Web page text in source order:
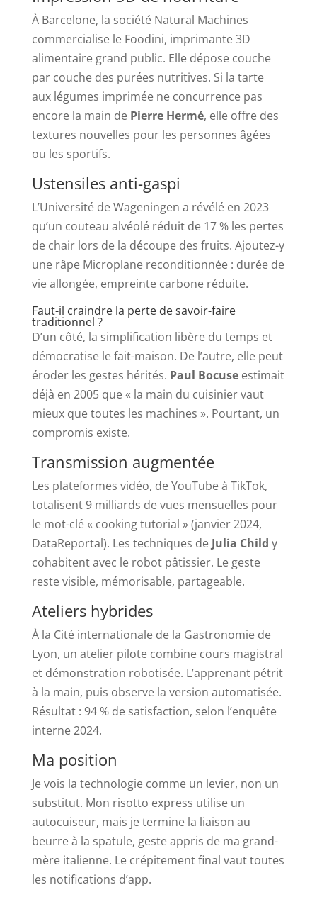
À Barcelone, la société Natural Machines
commercialise le Foodini, imprimante 3D
alimentaire grand public. Elle dépose couche
par couche des purées nutritives. Si la tarte
aux légumes imprimée ne concurrence pas
encore la main de Pierre Hermé, elle offre des
textures nouvelles pour les personnes âgées
ou les sportifs.
Ustensiles anti-gaspi
L’Université de Wageningen a révélé en 2023
qu’un couteau alvéolé réduit de 17 % les pertes
de chair lors de la découpe des fruits. Ajoutez-y
une râpe Microplane reconditionnée : durée de
vie allongée, empreinte carbone réduite.
Faut-il craindre la perte de savoir-faire
traditionnel ?
D’un côté, la simplification libère du temps et
démocratise le fait-maison. De l’autre, elle peut
éroder les gestes hérités. Paul Bocuseestimait
déjà en 2005 que « la main du cuisinier vaut
mieux que toutes les machines ». Pourtant, un
compromis existe.
Transmission augmentée
Les plateformes vidéo, de YouTube à TikTok,
totalisent 9 milliards de vues mensuelles pour
le mot-clé « cooking tutorial » (janvier 2024,
DataReportal). Les techniques de Julia Child y
cohabitent avec le robot pâtissier. Le geste
reste visible, mémorisable, partageable.
Ateliers hybrides
À la Cité internationale de la Gastronomie de
Lyon, un atelier pilote combine cours magistral
et démonstration robotisée. L’apprenant pétrit
à la main, puis observe la version automatisée.
Résultat : 94 % de satisfaction, selon l’enquête
interne 2024.
Ma position
Je vois la technologie comme un levier, non un
substitut. Mon risotto express utilise un
autocuiseur, mais je termine la liaison au
beurre à la spatule, geste appris de ma grand-
mère italienne. Le crépitement final vaut toutes
les notifications d’app.